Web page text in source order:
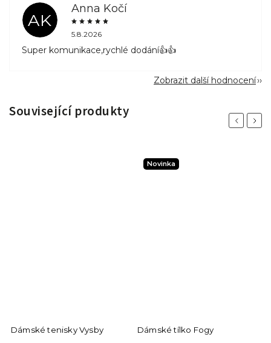
AK
Anna Kočí
5.8.2026
Super komunikace,rychlé dodání👍👍
Zobrazit další hodnocení
Související produkty
Previous
Dámské tenisky Vysby
Novinka
Dámské tílko Fogy
Next